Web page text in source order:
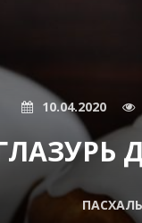
10.04.2020